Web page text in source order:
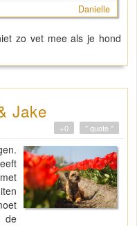
Danielle
zo vet mee als je hond
Jake
" quote "
+0
de